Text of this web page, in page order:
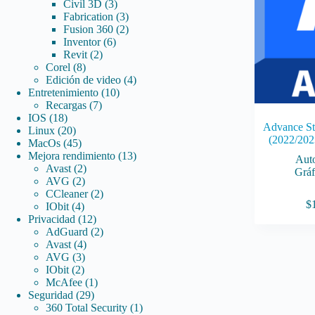
Advance
(2022/
$
Civil 3D 33
productos
Fabrication 33
productos
Fusion 360 22
Inventor 66
Revit 22
Corel 88
productos
Edición de video 44
Entretenimiento 1010
Recargas 77
IOS 1818
productos
Linux 2020
productos
MacOs 4545
productos
Mejora rendimiento 1313
Avast 22
productos
AVG 22
productos
CCleaner 22
IObit 44
productos
Privacidad 1212
productos
AdGuard 22
Avast 44
productos
AVG 33
productos
IObit 22
productos
McAfee 11
producto
Seguridad 2929
productos
360 Total Security 11